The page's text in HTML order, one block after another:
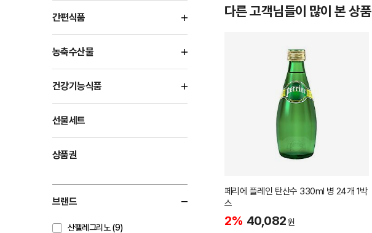
간편식품
농축수산물
건강기능식품
선물세트
상품권
브랜드
산펠레그리노 (9)
다른 고객님들이 많이 본 상품
페리에 플레인 탄산수 330ml 병 24개 1박
스
2% 40,082원